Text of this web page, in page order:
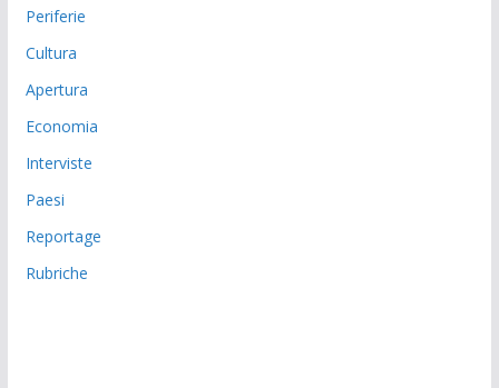
Periferie
Cultura
Apertura
Economia
Interviste
Paesi
Reportage
Rubriche